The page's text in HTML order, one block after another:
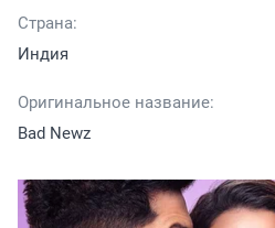
Страна:
Индия
Оригинальное название:
Bad Newz